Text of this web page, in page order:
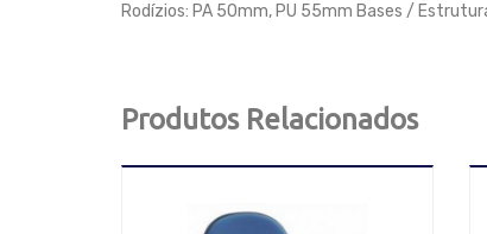
Rodízios: PA 50mm, PU 55mm Bases /
Produtos Relacionados